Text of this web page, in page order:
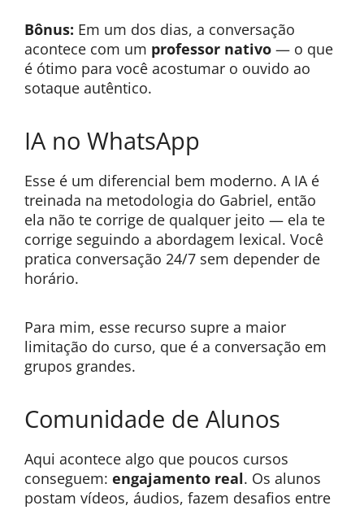
Bônus: Em um dos dias, a conversação
acontece com um professor nativo — o que
é ótimo para você acostumar o ouvido ao
sotaque autêntico.
IA no WhatsApp
Esse é um diferencial bem moderno. A IA é
treinada na metodologia do Gabriel, então
ela não te corrige de qualquer jeito — ela te
corrige seguindo a abordagem lexical. Você
pratica conversação 24/7 sem depender de
horário.
Para mim, esse recurso supre a maior
limitação do curso, que é a conversação em
grupos grandes.
Comunidade de Alunos
Aqui acontece algo que poucos cursos
conseguem: engajamento real. Os alunos
postam vídeos, áudios, fazem desafios entre